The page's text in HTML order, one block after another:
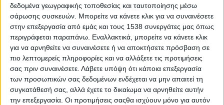
δεδομένα γεωγραφικής τοποθεσίας και ταυτοποίησης μέσω
σάρωσης συσκευών. Μπορείτε να κάνετε κλικ για να συναινέσετε
στην επεξεργασία από εμάς και τους 1538 συνεργάτες μας όπως
περιγράφεται παραπάνω. Εναλλακτικά, μπορείτε να κάνετε κλικ
για να αρνηθείτε να συναινέσετε ή να αποκτήσετε πρόσβαση σε
πιο λεπτομερείς πληροφορίες και να αλλάξετε τις προτιμήσεις
σας πριν συναινέσετε. Λάβετε υπόψη ότι κάποια επεξεργασία
των προσωπικών σας δεδομένων ενδέχεται να μην απαιτεί τη
συγκατάθεσή σας, αλλά έχετε το δικαίωμα να αρνηθείτε αυτήν
την επεξεργασία. Οι προτιμήσεις σαςθα ισχύουν μόνο για αυτόν
«Ο αγώνας που γίνεται αυτή τη στιγμή στη Δυτική
Ελλάδα, ειδικά στον τομέα των υποδομών και των
έργων, έχει αρχίσει να αποδίδει και τα
αποτελέσματα είναι πλέον ορατά στους